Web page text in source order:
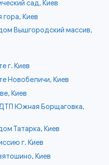
сад, Киев
гора, Киев
Вышгородский массив,
г. Киев
Новобеличи, Киев
Киев
ДТП Южная Борщаговка,
Татарка, Киев
г. Киев
Киев